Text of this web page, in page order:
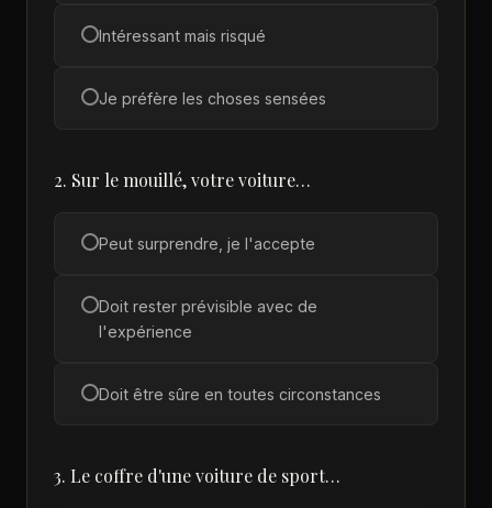
Intéressant mais risqué
Je préfère les choses sensées
2. Sur le mouillé, votre voiture…
Peut surprendre, je l'accepte
Doit rester prévisible avec de
l'expérience
Doit être sûre en toutes circonstances
3. Le coffre d'une voiture de sport…